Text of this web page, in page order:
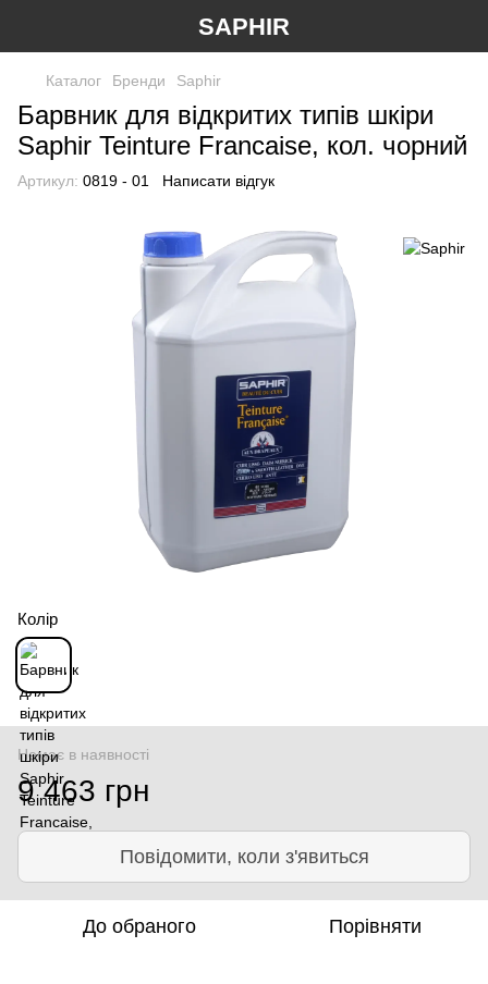
SAPHIR
Каталог Бренди Saphir
Барвник для відкритих типів шкіри
Saphir Teinture Francaise, кол. чорний
Артикул: 0819 - 01 Написати відгук
Колір
Немає в наявності
9 463 грн
Повідомити, коли з'явиться
До обраного Порівняти